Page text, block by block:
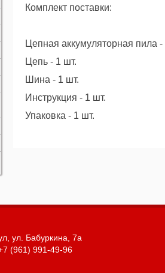
Комплект поставки:
Цепная аккумуляторная пила -
Цепь - 1 шт.
Шина - 1 шт.
Инструкция - 1 шт.
Упаковка - 1 шт.
ул. Бабуркина, 7а
(961) 991-49-96